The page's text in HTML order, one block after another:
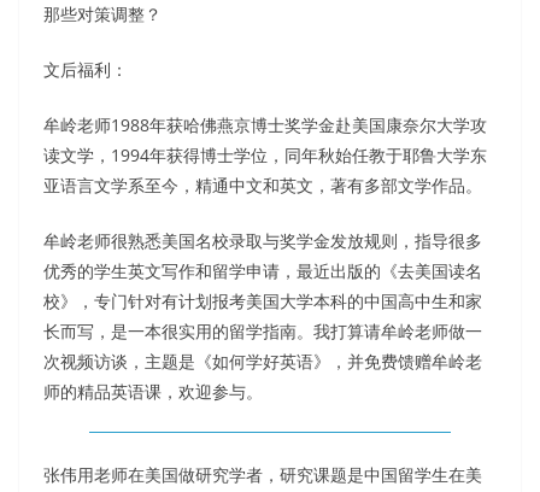
那些对策调整？
文后福利：
牟岭老师1988年获哈佛燕京博士奖学金赴美国康奈尔大学攻
读文学，1994年获得博士学位，同年秋始任教于耶鲁大学东
亚语言文学系至今，精通中文和英文，著有多部文学作品。
牟岭老师很熟悉美国名校录取与奖学金发放规则，指导很多
优秀的学生英文写作和留学申请，最近出版的《去美国读名
校》，专门针对有计划报考美国大学本科的中国高中生和家
长而写，是一本很实用的留学指南。我打算请牟岭老师做一
次视频访谈，主题是《如何学好英语》，并免费馈赠牟岭老
师的精品英语课，欢迎参与。
张伟用老师在美国做研究学者，研究课题是中国留学生在美